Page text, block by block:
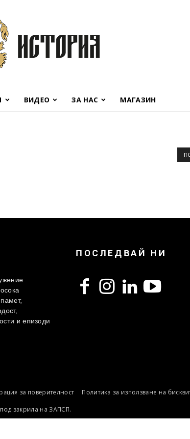
ВИДЕО ЗА НАС МАГАЗИН
и епизоди
ПОСЛЕДВАЙ НИ
за поверителност Политика за използване на
закрила на ЗАПСП.